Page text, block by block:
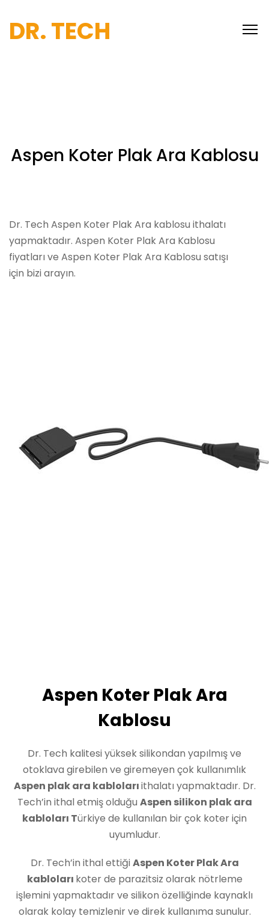
DR. TECH
Aspen Koter Plak Ara Kablosu
Dr. Tech Aspen Koter Plak Ara kablosu ithalatı
yapmaktadır. Aspen Koter Plak Ara Kablosu
fiyatları ve Aspen Koter Plak Ara Kablosu satışı
için bizi arayın.
Aspen Koter Plak Ara
Kablosu
Dr. Tech kalitesi yüksek silikondan yapılmış ve
otoklava girebilen ve giremeyen çok kullanımlık
Aspen plak ara kablolarıithalatı yapmaktadır. Dr.
Tech’in ithal etmiş olduğu Aspen silikon plak ara
kabloları Türkiye de kullanılan bir çok koter için
uyumludur.
Dr. Tech’in ithal ettiğiAspen Koter Plak Ara
kabloları koter de parazitsiz olarak nötrleme
işlemini yapmaktadır ve silikon özelliğinde kaynaklı
olarak kolay temizlenir ve direk kullanıma sunulur.